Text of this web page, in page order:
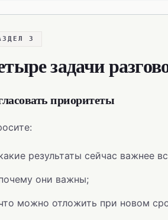
3
задачи
приоритеты
результаты сейчас важнее
они важны;
можно отложить при новом